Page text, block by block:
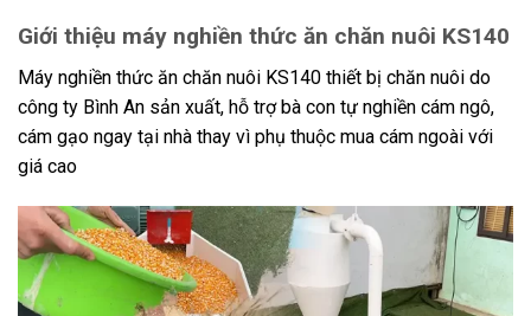
Giới thiệu máy nghiền thức ăn chăn nuôi KS140
Máy nghiền thức ăn chăn nuôi KS140 thiết bị chăn nuôi do
công ty Bình An sản xuất, hỗ trợ bà con tự nghiền cám ngô,
cám gạo ngay tại nhà thay vì phụ thuộc mua cám ngoài với
giá cao